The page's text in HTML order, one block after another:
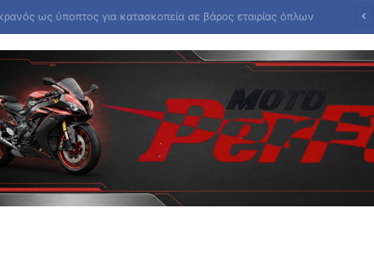
βλήμα προς τη θάλασσα της Ιαπωνίας, αναφέρει η Σεούλ